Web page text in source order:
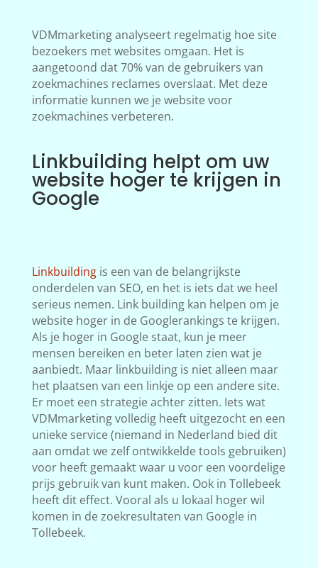
VDMmarketing analyseert regelmatig hoe site
bezoekers met websites omgaan. Het is
aangetoond dat 70% van de gebruikers van
zoekmachines reclames overslaat. Met deze
informatie kunnen we je website voor
zoekmachines verbeteren.
Linkbuilding helpt om uw
website hoger te krijgen in
Google
Linkbuildingis een van de belangrijkste
onderdelen van SEO, en het is iets dat we heel
serieus nemen. Link building kan helpen om je
website hoger in de Googlerankings te krijgen.
Als je hoger in Google staat, kun je meer
mensen bereiken en beter laten zien wat je
aanbiedt. Maar linkbuilding is niet alleen maar
het plaatsen van een linkje op een andere site.
Er moet een strategie achter zitten. Iets wat
VDMmarketing volledig heeft uitgezocht en een
unieke service (niemand in Nederland bied dit
aan omdat we zelf ontwikkelde tools gebruiken)
voor heeft gemaakt waar u voor een voordelige
prijs gebruik van kunt maken. Ook in Tollebeek
heeft dit effect. Vooral als u lokaal hoger wil
komen in de zoekresultaten van Google in
Tollebeek.